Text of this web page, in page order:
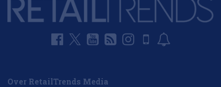
Over RetailTrends Media